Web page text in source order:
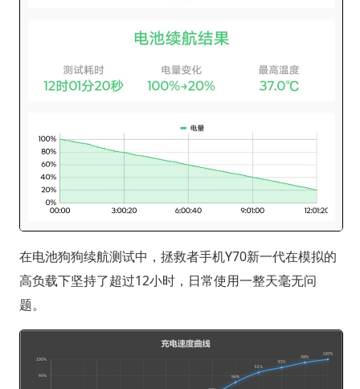
在电池狗狗续航测试中，拯救者手机Y70新一代在模拟的
高负载下坚持了超过12小时，日常使用一整天毫无问
题。